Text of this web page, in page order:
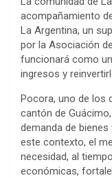
acompañamiento
La Argentina, un
por la Asociación
funcionará como
ingresos y
Pocora, uno de los
cantón de
demanda de
este contexto, el
necesidad, al
económicas,